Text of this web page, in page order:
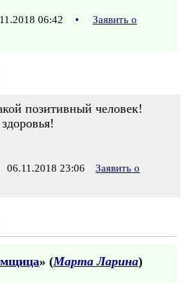
06:42 •
Заявить о
позитивный человек!
06.11.2018 23:06
Заявить о
» (Марта Ларина)